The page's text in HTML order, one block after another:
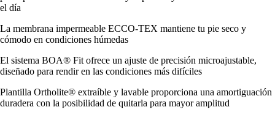
el día
La membrana impermeable ECCO-TEX mantiene tu pie seco y
cómodo en condiciones húmedas
El sistema BOA® Fit ofrece un ajuste de precisión microajustable,
diseñado para rendir en las condiciones más difíciles
Plantilla Ortholite® extraíble y lavable proporciona una amortiguación
duradera con la posibilidad de quitarla para mayor amplitud